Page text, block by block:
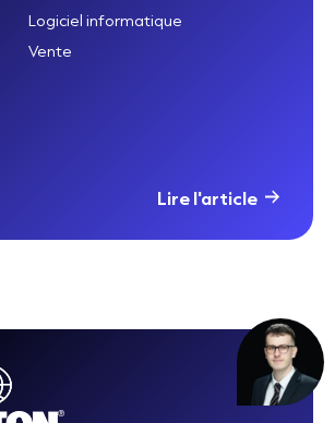
Logiciel informatique
Vente
Lire l'article